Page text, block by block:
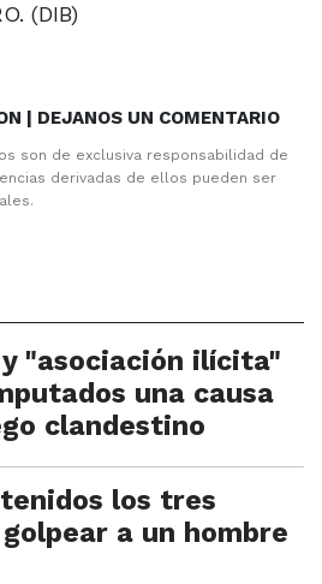
(DIB)
| DEJANOS UN COMENTARIO
son de exclusiva responsabilidad de
derivadas de ellos pueden ser
"asociación ilícita"
una causa
clandestino
los tres
a un hombre